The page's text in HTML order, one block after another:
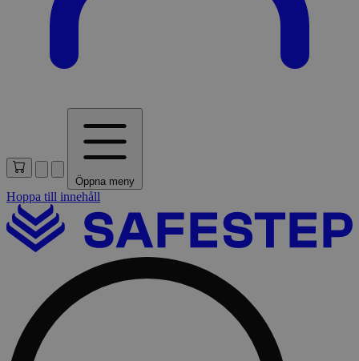
Öppna meny
Hoppa till innehåll